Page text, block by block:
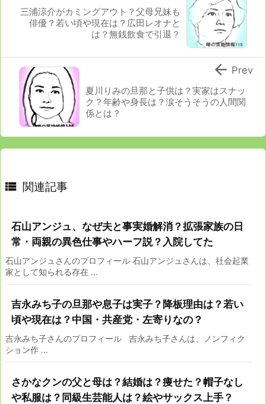
三浦涼介がカミングアウト？父母兄妹も
俳優？若い頃や現在は？広田レオナと
は？無銭飲食で引退？
夏川りみの旦那と子供は？実家はスナッ
ク？年齢や身長は？涙そうそうの人間関
係とは？
 Prev
 関連記事
石山アンジュ、なぜ夫と事実婚解消？拡張家族の日
常・両親の異色仕事やハーフ説？入院してた
石山アンジュさんのプロフィール 石山アンジュさんは、社会起業
家として知られる存在 ...
吉永みち子の旦那や息子は実子？降板理由は？若い
頃や現在は？中国・共産党・左寄りなの？
吉永みち子さんのプロフィール 吉永みち子さんは、ノンフィク
ション作 ...
さかなクンの父と母は？結婚は？痩せた？帽子なし
や私服は？同級生芸能人は？絵やサックス上手？